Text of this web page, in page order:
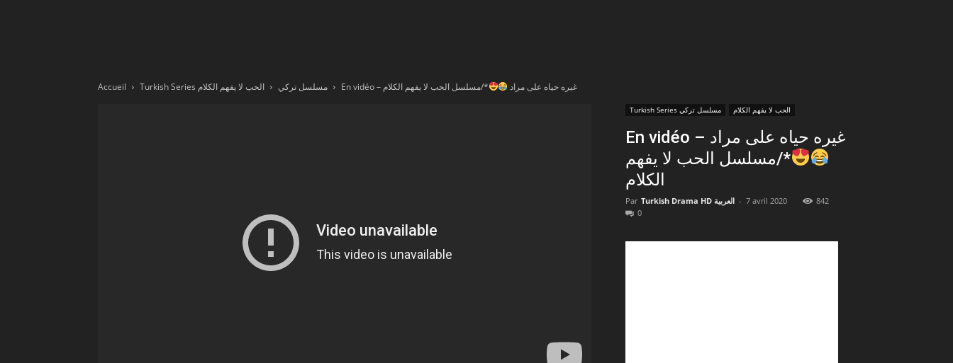
Accueil Turkish Series مسلسل تركي الحب لا يفهم الكلام En vidéo – غيره حياه على مراد */مسلسل الحب لا يفهم الكلام
Turkish Series مسلسل تركي الحب لا يفهم الكلام
En vidéo – غيره حياه على مراد
*/مسلسل الحب لا يفهم
الكلام
Par Turkish Drama HD العربية - 7 avril 2020
842
0